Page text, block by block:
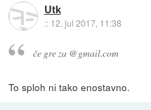
Utk
:: 12. jul 2017, 11:38
če gre za @gmail.com
To sploh ni tako enostavno.